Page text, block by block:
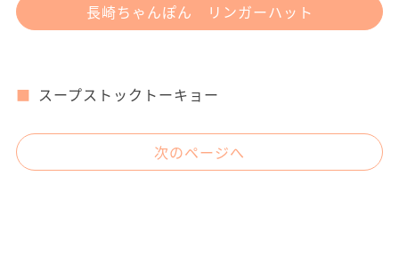
長崎ちゃんぽん リンガーハット
スープストックトーキョー
次のページへ